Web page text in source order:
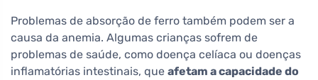
Problemas de absorção de ferro também podem ser a
causa da anemia. Algumas crianças sofrem de
problemas de saúde, como doença celíaca ou doenças
inflamatórias intestinais, que afetam a capacidade do